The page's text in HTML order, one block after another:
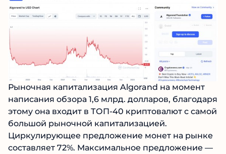
Рыночная капитализация Algorand на момент
написания обзора 1,6 млрд. долларов, благодаря
этому она входит в ТОП-40 криптовалют с самой
большой рыночной капитализацией.
Циркулирующее предложение монет на рынке
составляет 72%. Максимальное предложение —